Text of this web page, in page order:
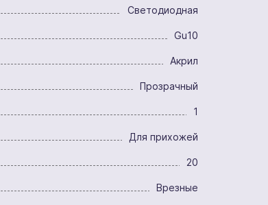
Светодиодная
Gu10
Акрил
Прозрачный
1
Для прихожей
20
Врезные